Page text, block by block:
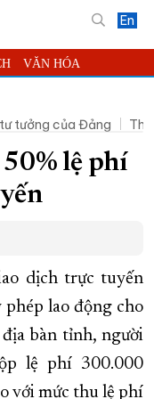
En
VĂN HÓA
BẠN ĐỌC PHÓNG SỰ
BÁO ONLINE
ĐIỆN
TỈNH KHÁNH HÒA
tưởng của Đảng
lệ phí
dịch trực tuyến
lao động cho
bàn tỉnh, người
lệ phí 300.000
với mức thu lệ phí